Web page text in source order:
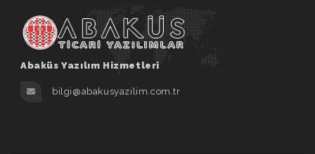
Abaküs Yazılım Hizmetleri
bilgi@abakusyazilim.com.tr